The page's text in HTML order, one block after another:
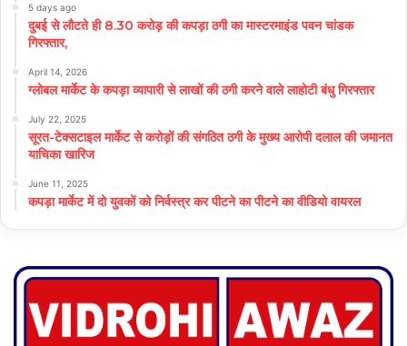
5 days ago
दुबई से लौटते ही 8.30 करोड़ की कपड़ा ठगी का मास्टरमाइंड पवन चांडक
गिरफ्तार,
April 14, 2026
ग्लोबल मार्केट के कपड़ा व्यापारी से लाखों की ठगी करने वाले लाहोटी बंधु गिरफ्तार
July 22, 2025
सूरत-टेक्सटाइल मार्केट से करोड़ों की संगठित ठगी के मुख्य आरोपी दलाल की जमानत
याचिका खारिज
June 11, 2025
कपड़ा मार्केट में दो युवकों को निर्वस्त्र कर पीटने का पीटने का वीडियो वायरल